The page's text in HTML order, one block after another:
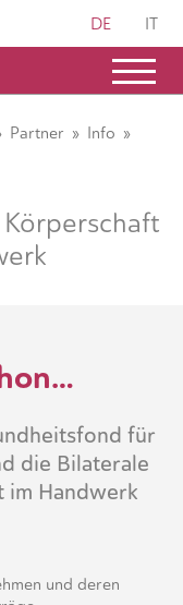
DE IT
Partner
Info
für
die Bilaterale
im Handwerk
und deren